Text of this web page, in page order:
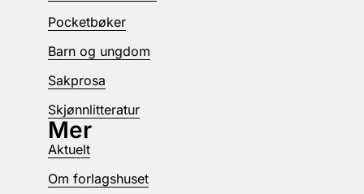
Pocketbøker
Barn og ungdom
Sakprosa
Skjønnlitteratur
Mer
Aktuelt
Om forlagshuset